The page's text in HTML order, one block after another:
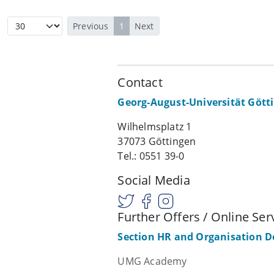
Previous 1 Next
Contact
Georg-August-Universität
Wilhelmsplatz 1
37073 Göttingen
Tel.: 0551 39-0
Social Media
Further Offers / Online
Section HR and Organisation
UMG Academy